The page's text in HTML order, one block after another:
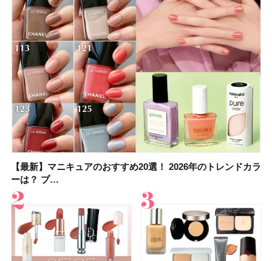
【最新】マニキュアのおすすめ20選！ 2026年のトレンドカラ
ーは？ プ…
【石井美保さん】おすすめの「ブライトニング」11選！ スキ
ンケアからサプ…
【最新】マニキュアのおすすめ20選！ 2026年のトレンドカラ
ーは？ プ…
【2026夏】「香水・フレグランス」ランキングTOP5！＜美
容マニア・マ…
【5分で万能！ 夏レシピ】「万能ねぎ塩だれ」の作り方＆ア
レンジレシピ2品
【2026年夏】40代におすすめの髪型30選！ 若く見える・手
入れが楽な…
【鈴木えみさんの愛用品30選】コスメ・スキンケア・ヘアケ
アetc.お気に…
【限定】&be「リップカラーデュオ 01 ピンクベージュ」レビ
ュー｜落ち…